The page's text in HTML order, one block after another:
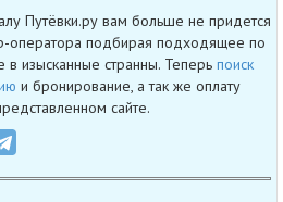
Путёвки.ру вам больше не придется
оператора подбирая подходящее по
в изысканные странны. Теперь поиск
и бронирование, а так же оплату
сайте.